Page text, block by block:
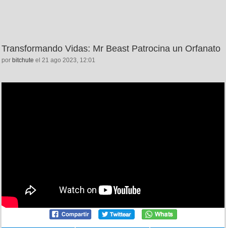
Transformando Vidas: Mr Beast Patrocina un Orfanato
por bitchute el 21 ago 2023, 12:01